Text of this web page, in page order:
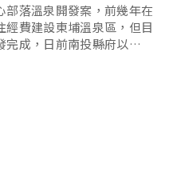
部落溫泉開發案，前幾年在
費建設東埔溫泉區，但目
成，日前南投縣府以及建
會，但有族人認為應該先
水，加上部落屬地質敏感